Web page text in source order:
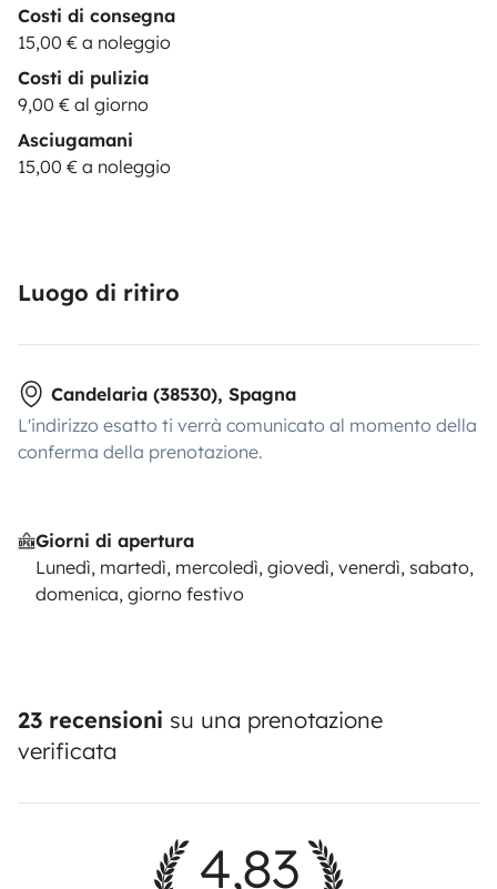
Costi di consegna
15,00 € a noleggio
Costi di pulizia
9,00 € al giorno
Asciugamani
15,00 € a noleggio
Luogo di ritiro
Candelaria (38530), Spagna
L'indirizzo esatto ti verrà comunicato al momento della
conferma della prenotazione.
Giorni di apertura
Lunedì, martedì, mercoledì, giovedì, venerdì, sabato,
domenica, giorno festivo
23 recensioni su una prenotazione
verificata
4,83